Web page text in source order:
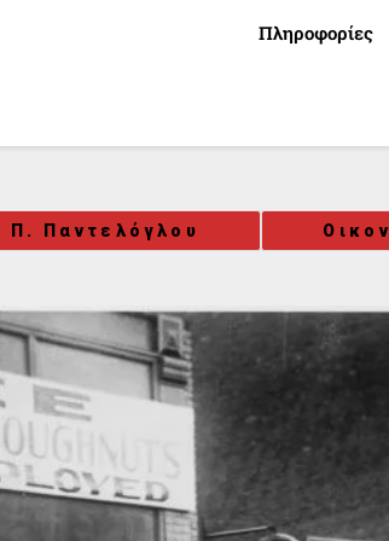
Πληροφορίες
Π. Παντελόγλου